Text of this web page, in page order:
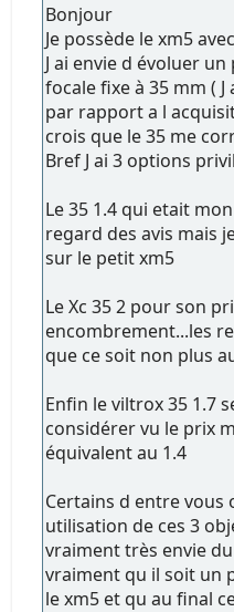
Bonjour
Je possède le xm5
J ai envie d évoluer
focale fixe à 35 mm (
par rapport a l
crois que le 35 me
Bref J ai 3 options
Le 35 1.4 qui etait
regard des avis mais
sur le petit xm5
Le Xc 35 2 pour son
encombrement...les
que ce soit non plus
Enfin le viltrox 35 1.7
considérer vu le prix
équivalent au 1.4
Certains d entre
utilisation de ces 3
vraiment très envie
vraiment qu il soit un
le xm5 et qu au final